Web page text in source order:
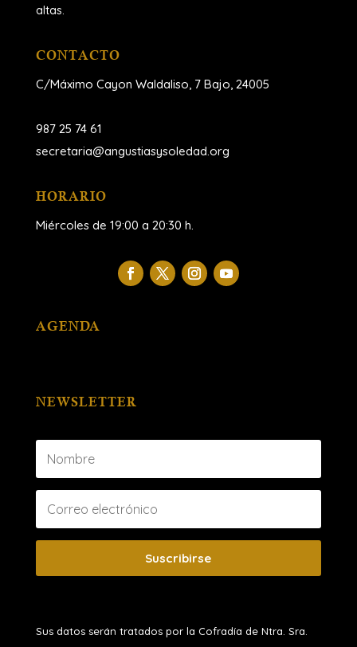
altas.
CONTACTO
C/Máximo Cayon Waldaliso, 7 Bajo, 24005
987 25 74 61
secretaria@angustiasysoledad.org
HORARIO
Miércoles de 19:00 a 20:30 h.
AGENDA
NEWSLETTER
Suscribirse
Sus datos serán tratados por la Cofradía de Ntra. Sra.